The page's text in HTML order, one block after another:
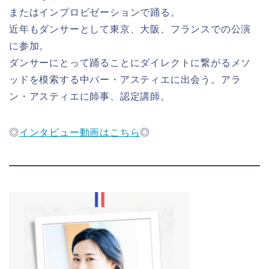
またはインプロビゼーションで踊る。
近年もダンサーとして東京、大阪、フランスでの公演
に参加。
ダンサーにとって踊ることにダイレクトに繋がるメソ
ッドを模索する中バー・アスティエに出会う。アラ
ン・アスティエに師事、認定講師。
◎インタビュー動画はこちら◎